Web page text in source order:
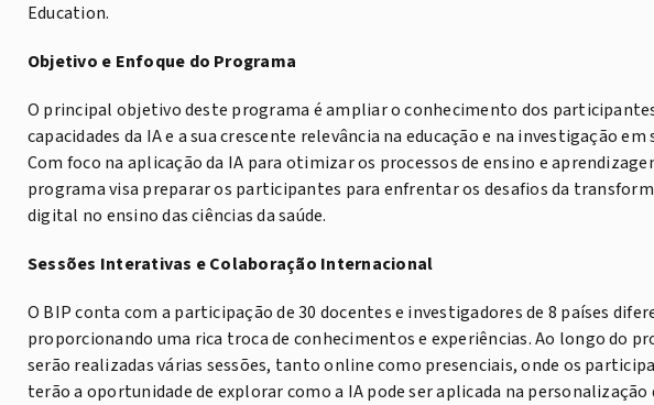
Education.
Objetivo e Enfoque do Programa
O principal objetivo deste programa é ampliar o conhecimento dos
capacidades da IA e a sua crescente relevância na educação e na investigação em
Com foco na aplicação da IA para otimizar os processos de ensino e
programa visa preparar os participantes para enfrentar os desafios da
digital no ensino das ciências da saúde.
Sessões Interativas e Colaboração Internacional
O BIP conta com a participação de 30 docentes e investigadores de 8 países
proporcionando uma rica troca de conhecimentos e experiências. Ao longo do
serão realizadas várias sessões, tanto online como presenciais, onde os
terão a oportunidade de explorar como a IA pode ser aplicada na personalização